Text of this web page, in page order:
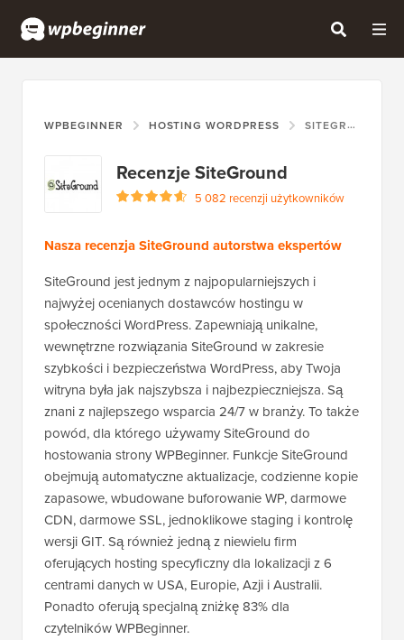
WPBEGINNER HOSTING WORDPRESS SITEGROUND
Recenzje SiteGround
5 082 recenzji użytkowników
Nasza recenzja SiteGround autorstwa ekspertów
SiteGround jest jednym z najpopularniejszych i
najwyżej ocenianych dostawców hostingu w
społeczności WordPress. Zapewniają unikalne,
wewnętrzne rozwiązania SiteGround w zakresie
szybkości i bezpieczeństwa WordPress, aby Twoja
witryna była jak najszybsza i najbezpieczniejsza. Są
znani z najlepszego wsparcia 24/7 w branży. To także
powód, dla którego używamy SiteGround do
hostowania strony WPBeginner. Funkcje SiteGround
obejmują automatyczne aktualizacje, codzienne kopie
zapasowe, wbudowane buforowanie WP, darmowe
CDN, darmowe SSL, jednoklikowe staging i kontrolę
wersji GIT. Są również jedną z niewielu firm
oferujących hosting specyficzny dla lokalizacji z 6
centrami danych w USA, Europie, Azji i Australii.
Ponadto oferują specjalną zniżkę 83% dla
czytelników WPBeginner.